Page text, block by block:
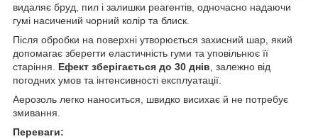
видаляє бруд, пил і залишки реагентів, одночасно надаючи
гумі насичений чорний колір та блиск.
Після обробки на поверхні утворюється захисний шар, який
допомагає зберегти еластичність гуми та уповільнює її
старіння. Ефект зберігається до 30 днів , залежно від
погодних умов та інтенсивності експлуатації.
Аерозоль легко наноситься, швидко висихає й не потребує
змивання.
Переваги: